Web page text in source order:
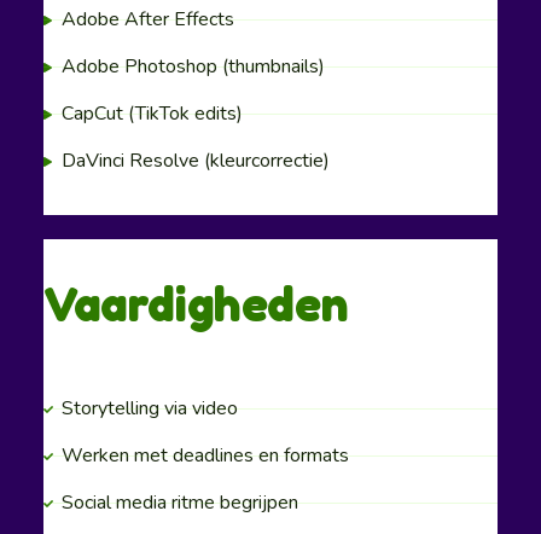
Adobe After Effects
Adobe Photoshop (thumbnails)
CapCut (TikTok edits)
DaVinci Resolve (kleurcorrectie)
Vaardigheden
Storytelling via video
Werken met deadlines en formats
Social media ritme begrijpen